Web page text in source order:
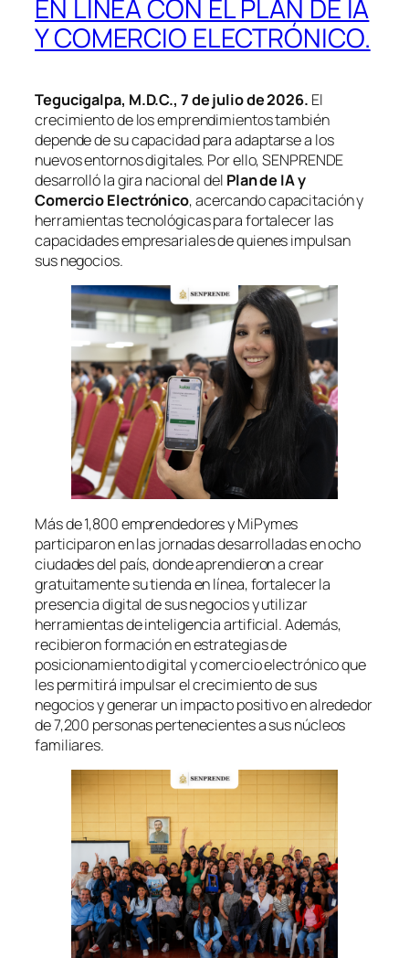
EN LÍNEA CON EL PLAN DE IA
Y COMERCIO ELECTRÓNICO.
Tegucigalpa, M.D.C., 7 de julio de 2026. El
crecimiento de los emprendimientos también
depende de su capacidad para adaptarse a los
nuevos entornos digitales. Por ello, SENPRENDE
desarrolló la gira nacional del Plan de IA y
Comercio Electrónico, acercando capacitación y
herramientas tecnológicas para fortalecer las
capacidades empresariales de quienes impulsan
sus negocios.
Más de 1,800 emprendedores y MiPymes
participaron en las jornadas desarrolladas en ocho
ciudades del país, donde aprendieron a crear
gratuitamente su tienda en línea, fortalecer la
presencia digital de sus negocios y utilizar
herramientas de inteligencia artificial. Además,
recibieron formación en estrategias de
posicionamiento digital y comercio electrónico que
les permitirá impulsar el crecimiento de sus
negocios y generar un impacto positivo en alrededor
de 7,200 personas pertenecientes a sus núcleos
familiares.